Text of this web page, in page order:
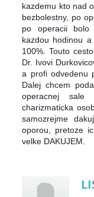
kazdemu kto nad
bezbolestny, po
po operacii bolo
kazdou hodinou
100%. Touto
Dr. Ivovi
a profi odvedenu
Dalej chcem
operacnej sale
charizmaticka
samozrejme
oporou, pretoze
velke DAKUJEM.